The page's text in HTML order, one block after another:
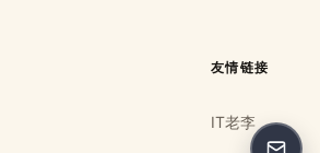
友情链接
IT老李